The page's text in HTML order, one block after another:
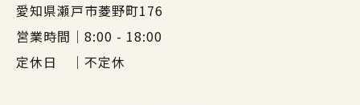
愛知県瀬戸市菱野町176
営業時間｜8:00 - 18:00
定休日 ｜不定休